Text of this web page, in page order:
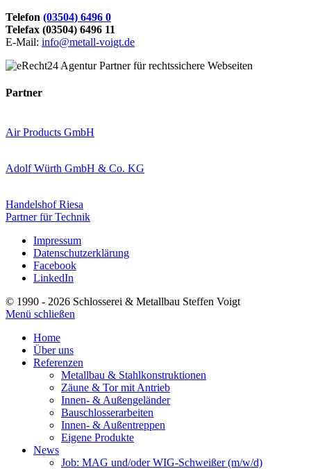
Telefon (03504) 6496 0
Telefax (03504) 6496 11
E-Mail: info@metall-voigt.de
Partner
Air Products GmbH
Adolf Würth GmbH & Co. KG
Handelshof Riesa
Partner für Technik
Impressum
Datenschutzerklärung
Facebook
LinkedIn
© 1990 - 2026 Schlosserei & Metallbau Steffen Voigt
Menü schließen
Home
Über uns
Referenzen
Metallbau & Stahl­konstruktionen
Zäune & Tor mit Antrieb
Innen- & Außengeländer
Bauschlosserarbeiten
Innen- & Außentreppen
Eigene Produkte
News
Job: MAG und/oder WIG-Schweißer (m/w/d)